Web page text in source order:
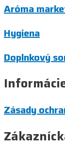
Aróma
Hygiena
Doplnkový
Zásady